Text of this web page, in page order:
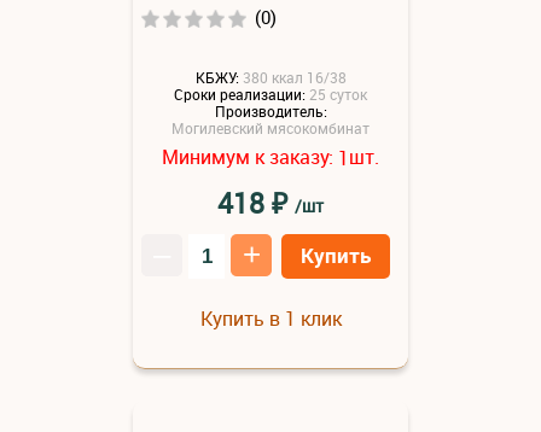
(0)
КБЖУ: 380 ккал 16/38
Сроки реализации: 25 суток
Производитель:
Могилевский мясокомбинат
Минимум к заказу: 1шт.
418₽ /шт
+ Купить
Купить в 1 клик